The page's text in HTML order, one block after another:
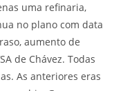
uma refinaria,
no plano com data
aumento de
de Chávez. Todas
As anteriores eras